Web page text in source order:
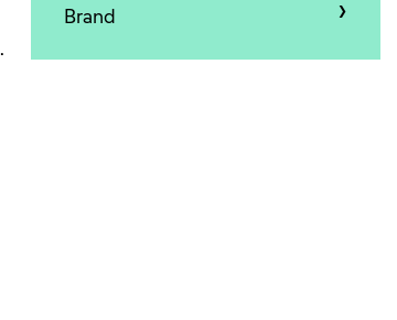
.
Brand